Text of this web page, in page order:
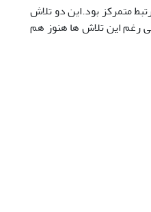
متمرکز بود.این دو تلاش
رغم این تلاش ها هنوز هم